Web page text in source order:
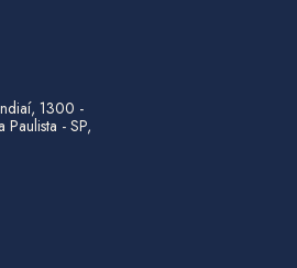
1300 -
Paulista - SP,